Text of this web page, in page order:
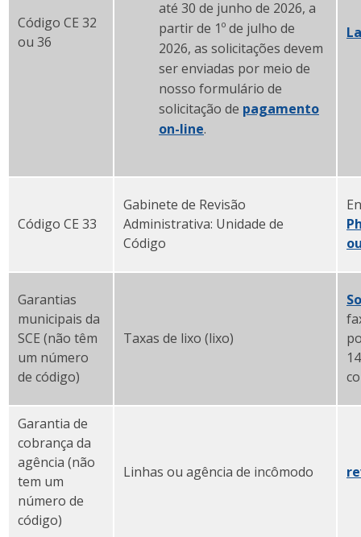
Código CE 32
ou 36
até 30 de junho de 2026, a
partir de 1º de julho de
2026, as solicitações devem
ser enviadas por meio de
nosso formulário de
solicitação de pagamento
on-line.
Código CE 33
Gabinete de Revisão
Administrativa: Unidade de
Código
Garantias
municipais da
SCE (não têm
um número
de código)
Taxas de lixo (lixo)
Garantia de
cobrança da
agência (não
tem um
número de
código)
Linhas ou agência de incômodo